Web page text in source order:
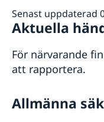
Försäkringsskydd
Övriga upplysningar
Senast uppdaterad
Aktuella
För närvarande
att rapportera.
Allmänna